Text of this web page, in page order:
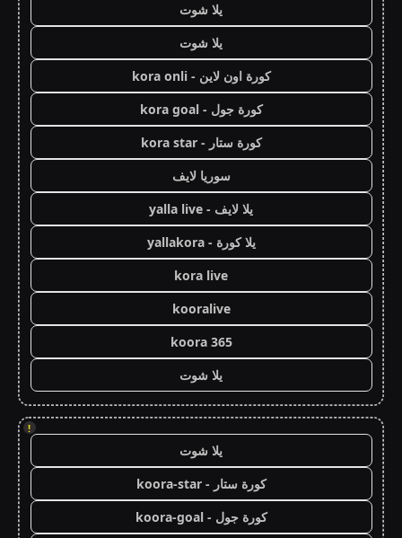
يلا شوت
يلا شوت
كورة اون لاين - kora onli
كورة جول - kora goal
كورة ستار - kora star
سوريا لايف
يلا لايف - yalla live
يلا كورة - yallakora
kora live
kooralive
koora 365
يلا شوت
!
يلا شوت
كورة ستار - koora-star
كورة جول - koora-goal